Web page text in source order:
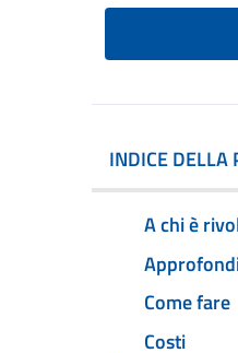
INDICE DELLA
A chi è
Come fare
Costi